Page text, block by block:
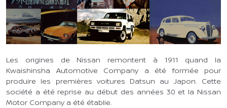
Les origines de Nissan remontent à 1911 quand la
Kwaishinsha Automotive Company a été formée pour
produire les premières voitures Datsun au Japon. Cette
société a été reprise au début des années 30 et la Nissan
Motor Company a été établie.